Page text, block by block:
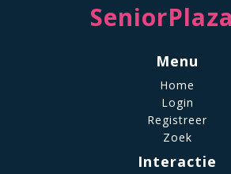
Menu
Home
Login
Registreer
Zoek
Interactie